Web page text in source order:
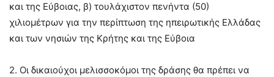
και της Εύβοιας, β) τουλάχιστον πενήντα (50)
χιλιοµέτρων για την περίπτωση της ηπειρωτικής Ελλάδας
και των νησιών της Κρήτης και της Εύβοια
2. Οι δικαιούχοι µελισσοκόµοι της δράσης θα πρέπει να